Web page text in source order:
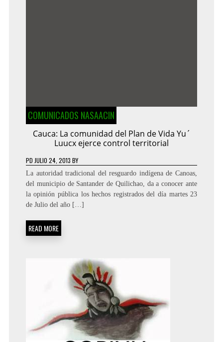
COMUNICADOS NASAACIN
Cauca: La comunidad del Plan de Vida Yu´
Luucx ejerce control territorial
PD JULIO 24, 2013 BY
La autoridad tradicional del resguardo indígena de Canoas,
del municipio de Santander de Quilichao, da a conocer ante
la opinión pública los hechos registrados del día martes 23
de Julio del año […]
READ MORE